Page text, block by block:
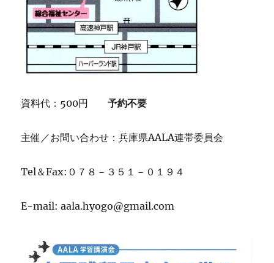
資料代：500円予約不要
主催／お問い合わせ：兵庫県AALA連帯委員会
Tel＆Fax:０７８－３５１－０１９４
E-mail: aala.hyogo@gmail.com